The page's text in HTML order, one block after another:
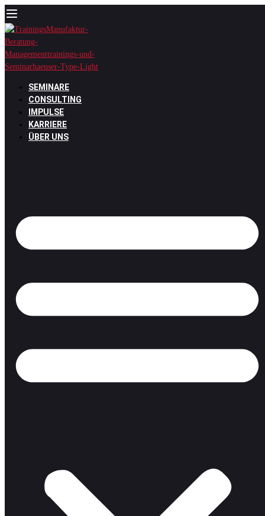
Zum
Inhalt
springen
SEMINARE
CONSULTING
IMPULSE
KARRIERE
ÜBER UNS